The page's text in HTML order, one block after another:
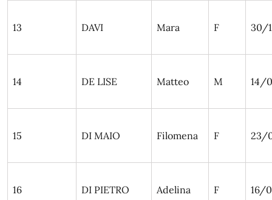
13 DAVI Mara F 30/
14 DE LISE Matteo M 14/
15 DI MAIO Filomena F 23/
16 DI PIETRO Adelina F 16/